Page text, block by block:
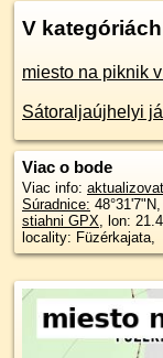
V kategóriách
miesto na piknik
Sátoraljaújhelyi
Viac o bode
Viac info:
Súradnice: 48°31'7"N,
stiahni GPX, lon:
locality: Füzérkajata,